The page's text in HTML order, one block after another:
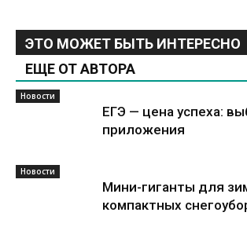
ЭТО МОЖЕТ БЫТЬ ИНТЕРЕСНО
ЕЩЕ ОТ АВТОРА
Новости
ЕГЭ — цена успеха:
приложения
Новости
Мини-гиганты для
компактных